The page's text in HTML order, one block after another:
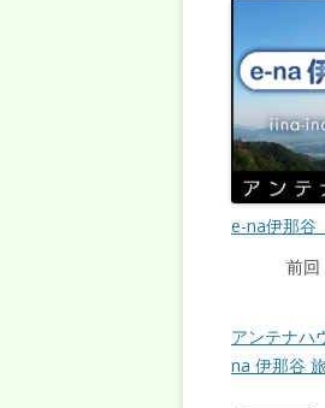
e-na伊那
前回
アンテナハ
na 伊那谷